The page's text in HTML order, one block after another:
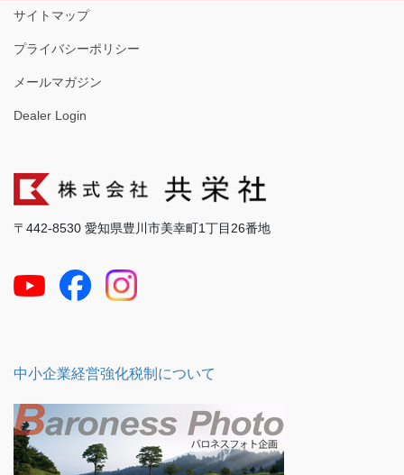
サイトマップ
プライバシーポリシー
メールマガジン
Dealer Login
〒442-8530 愛知県豊川市美幸町1丁目26番地
中小企業経営強化税制について